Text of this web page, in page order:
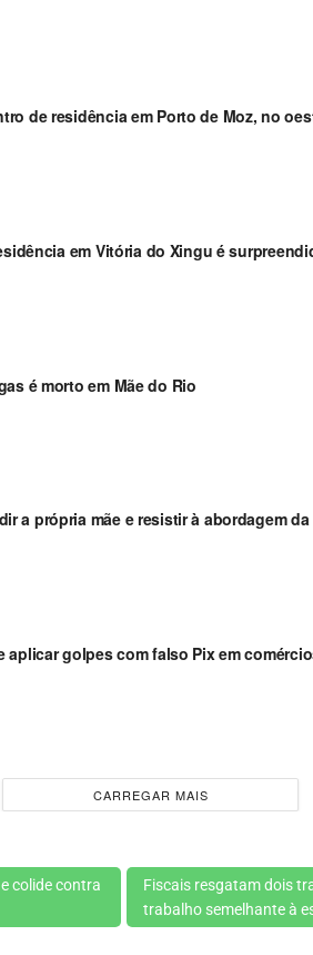
de residência em Porto de Moz, no
em Vitória do Xingu é
é morto em Mãe do Rio
a própria mãe e resistir à abordagem
aplicar golpes com falso Pix em
CARREGAR MAIS
colide contra
Fiscais resgatam dois
trabalho semelhante à